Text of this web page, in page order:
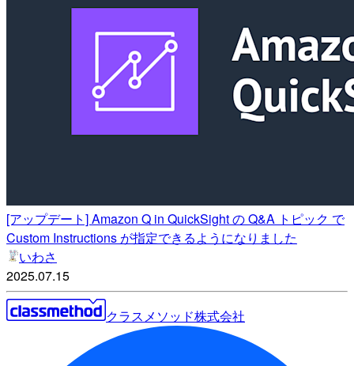
[アップデート] Amazon Q in QuickSight の Q&A トピック で
Custom Instructions が指定できるようになりました
いわさ
2025.07.15
クラスメソッド株式会社